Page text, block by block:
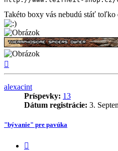
Takéto boxy vás nebudú stáť toľko
alexacint
Príspevky: 13
Dátum registrácie: 3.
"bývanie" pre pavúka